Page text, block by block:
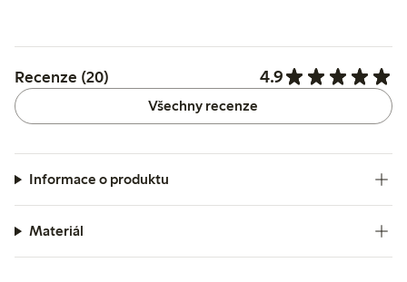
Recenze (20) 4.9
Všechny recenze
Informace o produktu
Materiál